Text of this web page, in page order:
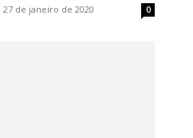
27 de janeiro de 2020 0